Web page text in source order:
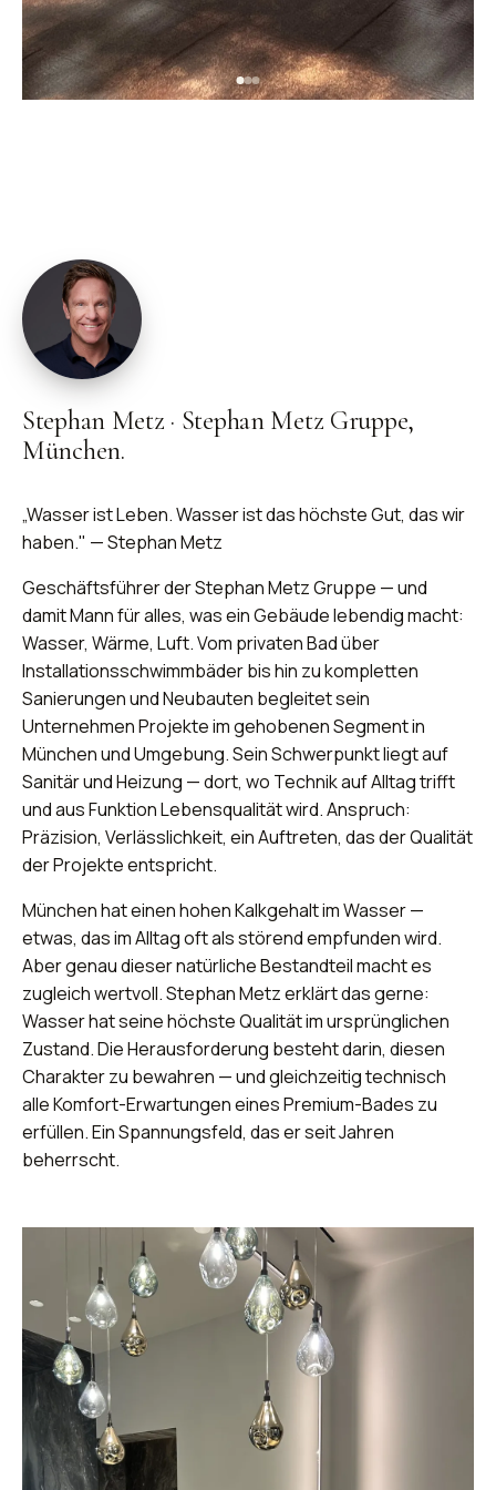
Stephan Metz · Stephan Metz Gruppe,
München.
„Wasser ist Leben. Wasser ist das höchste Gut, das wir
haben." — Stephan Metz
Geschäftsführer der Stephan Metz Gruppe — und
damit Mann für alles, was ein Gebäude lebendig macht:
Wasser, Wärme, Luft. Vom privaten Bad über
Installationsschwimmbäder bis hin zu kompletten
Sanierungen und Neubauten begleitet sein
Unternehmen Projekte im gehobenen Segment in
München und Umgebung. Sein Schwerpunkt liegt auf
Sanitär und Heizung — dort, wo Technik auf Alltag trifft
und aus Funktion Lebensqualität wird. Anspruch:
Präzision, Verlässlichkeit, ein Auftreten, das der Qualität
der Projekte entspricht.
München hat einen hohen Kalkgehalt im Wasser —
etwas, das im Alltag oft als störend empfunden wird.
Aber genau dieser natürliche Bestandteil macht es
zugleich wertvoll. Stephan Metz erklärt das gerne:
Wasser hat seine höchste Qualität im ursprünglichen
Zustand. Die Herausforderung besteht darin, diesen
Charakter zu bewahren — und gleichzeitig technisch
alle Komfort-Erwartungen eines Premium-Bades zu
erfüllen. Ein Spannungsfeld, das er seit Jahren
beherrscht.